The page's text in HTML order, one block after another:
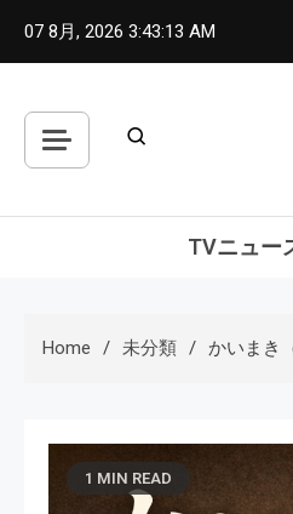
07 8月, 2026 3:43:14 AM
TVニュー
Home 未分類 かいまき
1 MIN READ